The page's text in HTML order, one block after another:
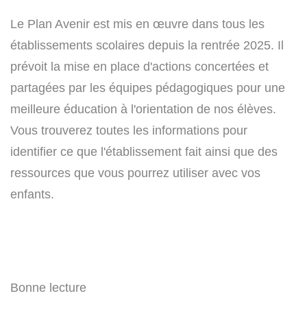
Le Plan Avenir est mis en œuvre dans tous les
établissements scolaires depuis la rentrée 2025. Il
prévoit la mise en place d'actions concertées et
partagées par les équipes pédagogiques pour une
meilleure éducation à l'orientation de nos élèves.
Vous trouverez toutes les informations pour
identifier ce que l'établissement fait ainsi que des
ressources que vous pourrez utiliser avec vos
enfants.
Bonne lecture